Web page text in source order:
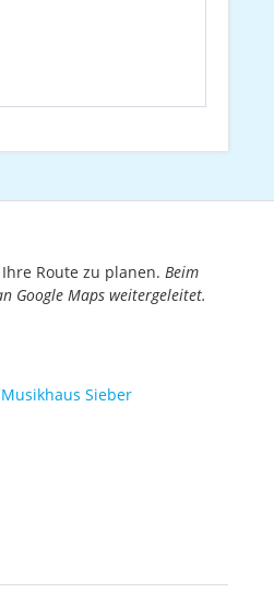
Route zu planen. Beim
Google Maps weitergeleitet.